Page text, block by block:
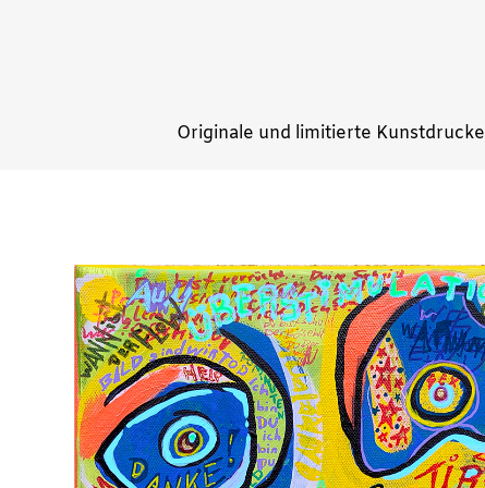
Originale und limitierte Kunstdrucke